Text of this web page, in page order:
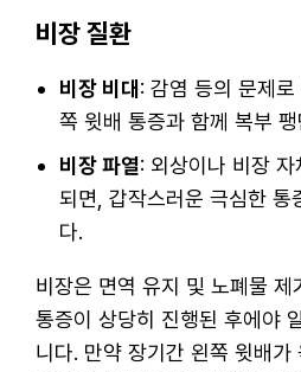
비장 질환
비장 비대 : 감염 등의 문제
쪽 윗배 통증과 함께 복부
비장 파열: 외상이나 비장
되면, 갑작스러운 극심한 통
다.
비장은 면역 유지 및 노폐물 제
통증이 상당히 진행된 후에야
니다. 만약 장기간 왼쪽 윗배가